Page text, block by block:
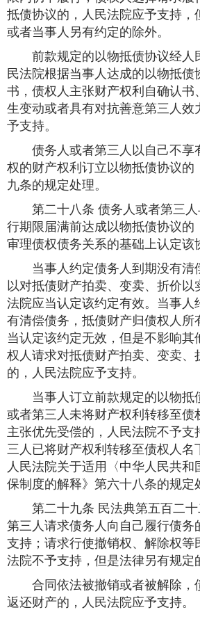
抵债协议的，人民法院应予支持，
或者当事人另有约定的除外。
前款规定的以物抵债协议经人
民法院根据当事人达成的以物抵债
书，债权人主张财产权利自确认书
生变动或者具有对抗善意第三人效
予支持。
债务人或者第三人以自己不享
权的财产权利订立以物抵债协议的
九条的规定处理。
第二十八条 债务人或者第三人
行期限届满前达成以物抵债协议的
审理债权债务关系的基础上认定该
当事人约定债务人到期没有清
以对抵债财产拍卖、变卖、折价以
法院应当认定该约定有效。当事人
有清偿债务，抵债财产归债权人所
当认定该约定无效，但是不影响其
权人请求对抵债财产拍卖、变卖、
的，人民法院应予支持。
当事人订立前款规定的以物抵
或者第三人未将财产权利转移至债
主张优先受偿的，人民法院不予支
三人已将财产权利转移至债权人名
人民法院关于适用〈中华人民共和
保制度的解释》第六十八条的规定
第二十九条 民法典第五百二十
第三人请求债务人向自己履行债务
支持；请求行使撤销权、解除权等
法院不予支持，但是法律另有规定
合同依法被撤销或者被解除，
返还财产的，人民法院应予支持。